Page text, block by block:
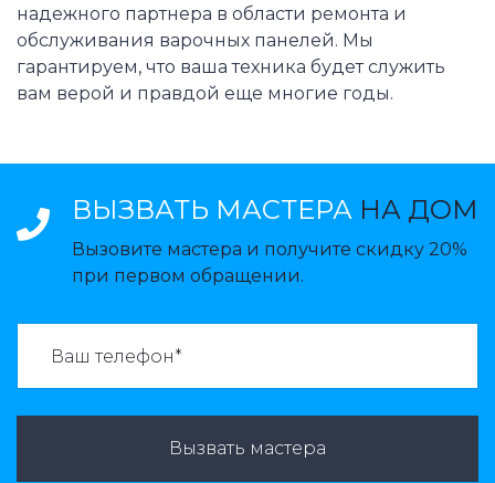
надежного партнера в области ремонта и
обслуживания варочных панелей. Мы
гарантируем, что ваша техника будет служить
вам верой и правдой еще многие годы.
ВЫЗВАТЬ МАСТЕРА НА ДОМ
Вызовите мастера и получите скидку 20%
при первом обращении.
Вызвать мастера